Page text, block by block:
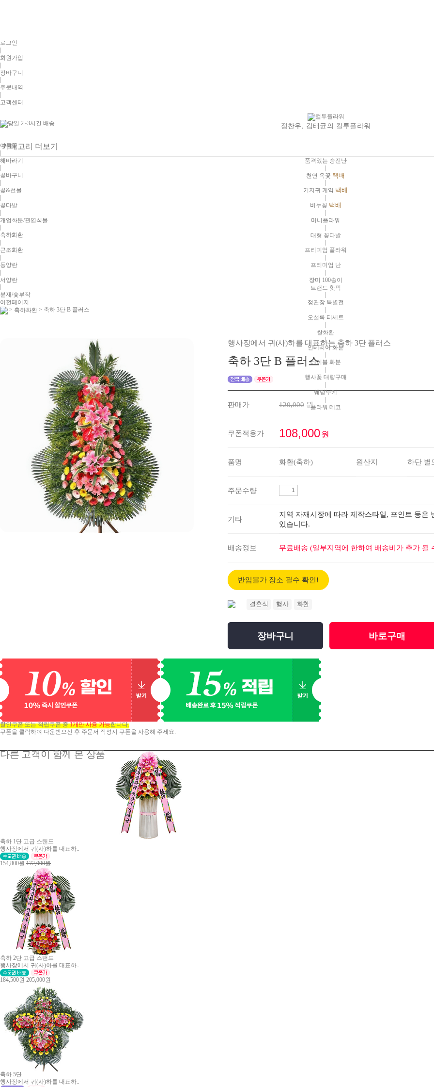
로그인
|
회원가입
|
장바구니
주문내역
고객센터
정찬우, 김태균의 컬투플라워
카테고리 더보기
품격있는 승진난
|
천연 옥꽃 택배
기저귀 케익 택배
비누꽃 택배
|
머니플라워
|
대형 꽃다발
프리미엄 플라워
프리미엄 난
|
장미 100송이
트랜드 핫픽
정관장 특별전
오설록 티세트
|
쌀화환
|
인테리어 화분
테이블 화분
행사꽃 대량구매
|
웨딩부케
|
플라워 데코
여름꽃
|
해바라기
꽃바구니
꽃&선물
|
꽃다발
|
개업화분/관엽식물
축하화환
근조화환
|
동양란
|
서양란
분재/숯부작
이전페이지
> 축하화환 > 축하 3단 B 플러스
행사장에서 귀(사)하를 대표하는 축하 3단 플러스
축하 3단 B 플러스
판매가 120,000 원
쿠폰적용가 108,000원
품명 화환(축하) 원산지 하단 별
주문수량
기타
지역 자재시장에 따라 제작스타일, 포인트 등은
있습니다.
배송정보 무료배송 (일부지역에 한하여 배송비가 추가 될
반입불가 장소 필수 확인!
결혼식 행사 화환
장바구니 바로구매
할인쿠폰 또는 적립쿠폰 중1개만 사용 가능합니다.
쿠폰을 클릭하여 다운받으신 후 주문서 작성시 쿠폰을 사용해 주세요.
다른 고객이 함께 본 상품
축하 1단 고급 스탠드
행사장에서 귀(사)하를 대표하..
154,800원 172,000원
축하 2단 고급 스탠드
행사장에서 귀(사)하를 대표하..
184,500원 205,000원
축하 5단
행사장에서 귀(사)하를 대표하..